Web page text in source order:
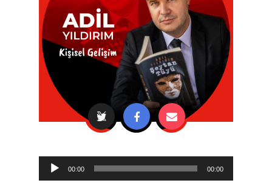
Audio
Player
00:00 00:00